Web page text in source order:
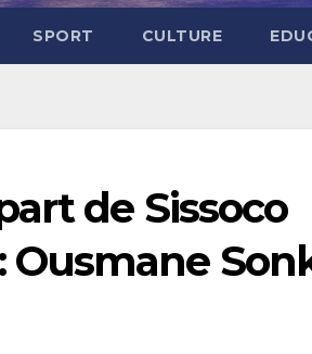
SPORT CULTURE
de Sissoco
Ousmane